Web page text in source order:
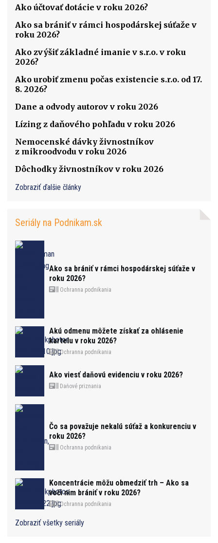
Ako účtovať dotácie v roku 2026?
Ako sa brániť v rámci hospodárskej súťaže v
roku 2026?
Ako zvýšiť základné imanie v s.r.o. v roku
2026?
Ako urobiť zmenu počas existencie s.r.o. od 17.
8. 2026?
Dane a odvody autorov v roku 2026
Lízing z daňového pohľadu v roku 2026
Nemocenské dávky živnostníkov
z mikroodvodu v roku 2026
Dôchodky živnostníkov v roku 2026
Zobraziť ďalšie články
Seriály na Podnikam.sk
Ako sa brániť v rámci hospodárskej súťaže v
roku 2026?
Ochranna podnikania
Akú odmenu môžete získať za ohlásenie
kartelu v roku 2026?
Ochranna podnikania
Ako viesť daňovú evidenciu v roku 2026?
Daňové priznania
Čo sa považuje nekalú súťaž a konkurenciu v
roku 2026?
Ochranna podnikania
Koncentrácie môžu obmedziť trh – Ako sa
voči nim brániť v roku 2026?
Ochranna podnikania
Zobraziť všetky seriály